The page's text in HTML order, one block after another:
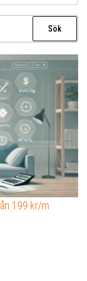
Sök
199 kr/m